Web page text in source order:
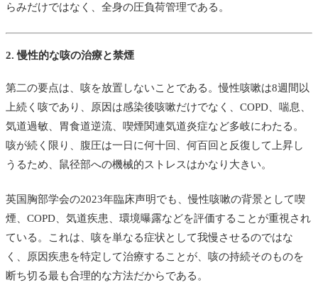
らみだけではなく、全身の圧負荷管理である。
2. 慢性的な咳の治療と禁煙
第二の要点は、咳を放置しないことである。慢性咳嗽は8週間以
上続く咳であり、原因は感染後咳嗽だけでなく、COPD、喘息、
気道過敏、胃食道逆流、喫煙関連気道炎症など多岐にわたる。
咳が続く限り、腹圧は一日に何十回、何百回と反復して上昇し
うるため、鼠径部への機械的ストレスはかなり大きい。
英国胸部学会の2023年臨床声明でも、慢性咳嗽の背景として喫
煙、COPD、気道疾患、環境曝露などを評価することが重視され
ている。これは、咳を単なる症状として我慢させるのではな
く、原因疾患を特定して治療することが、咳の持続そのものを
断ち切る最も合理的な方法だからである。